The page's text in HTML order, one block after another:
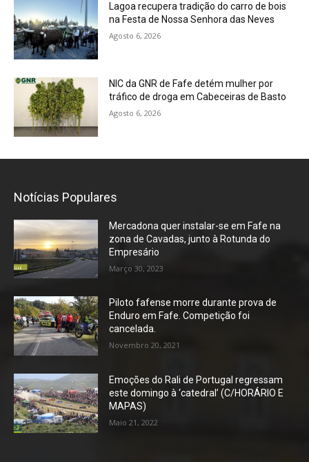
Lagoa recupera tradição do carro de bois
na Festa de Nossa Senhora das Neves
Agosto 6, 2026
NIC da GNR de Fafe detém mulher por
tráfico de droga em Cabeceiras de Basto
Agosto 6, 2026
Notícias Populares
Mercadona quer instalar-se em Fafe na
zona de Cavadas, junto à Rotunda do
Empresário
Março 30, 2023
Piloto fafense morre durante prova de
Enduro em Fafe. Competição foi
cancelada.
Novembro 20, 2021
Emoções do Rali de Portugal regressam
este domingo à ‘catedral’ (C/HORÁRIO E
MAPAS)
Maio 21, 2022